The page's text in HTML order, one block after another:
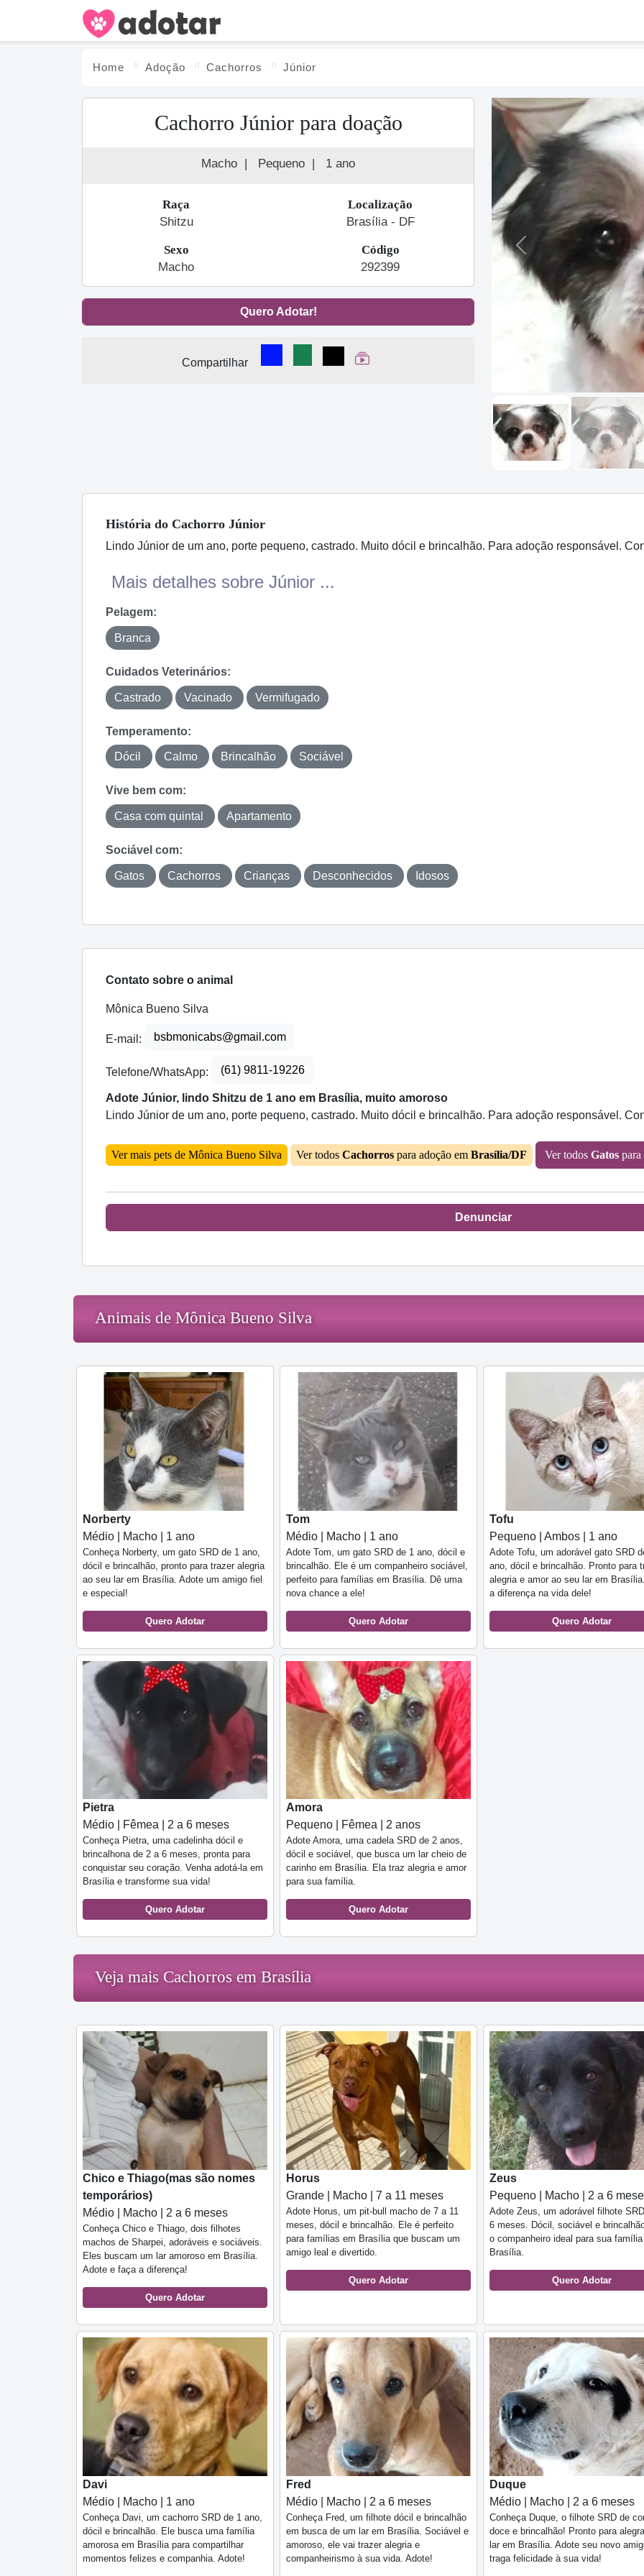
Home Adoção Cachorros Júnior
Cachorro Júnior para doação
Macho | Pequeno | 1 ano
Raça
Shitzu
Localização
Brasília - DF
Sexo
Macho
Código
292399
Quero Adotar!
Compartilhar
Compartilhar no Facebook
Compartilhar no WhatsApp
Compartilhar
Ver Web Story
Previous
História do Cachorro Júnior
Lindo Júnior de um ano, porte pequeno, castrado. Muito dócil e brincalhão. Para adoção responsável.
Mais detalhes sobre Júnior ...
Pelagem:
Branca
Cuidados Veterinários:
Castrado Vacinado Vermifugado
Temperamento:
Dócil Calmo Brincalhão Sociável
Vive bem com:
Casa com quintal Apartamento
Sociável com:
Gatos Cachorros Crianças Desconhecidos Idosos
Contato sobre o animal
Mônica Bueno Silva
E-mail: bsbmonicabs@gmail.com
Telefone/WhatsApp: (61) 9811-19226
Adote Júnior, lindo Shitzu de 1 ano em Brasília, muito amoroso
Lindo Júnior de um ano, porte pequeno, castrado. Muito dócil e brincalhão. Para adoção responsável.
Ver mais pets de Mônica Bueno Silva Ver todos Cachorros para adoção em Brasília/DF Ver todos Gatos para
Denunciar
Animais de Mônica Bueno Silva
Norberty
Médio | Macho | 1 ano
Conheça Norberty, um gato SRD de 1 ano,
dócil e brincalhão, pronto para trazer alegria
ao seu lar em Brasília. Adote um amigo fiel
e especial!
Quero Adotar
Tom
Médio | Macho | 1 ano
Adote Tom, um gato SRD de 1 ano, dócil e
brincalhão. Ele é um companheiro sociável,
perfeito para famílias em Brasília. Dê uma
nova chance a ele!
Quero Adotar
Tofu
Pequeno | Ambos | 1 ano
Adote Tofu, um adorável gato SRD
ano, dócil e brincalhão. Pronto para
alegria e amor ao seu lar em
a diferença na vida dele!
Quero Adotar
Pietra
Médio | Fêmea | 2 a 6 meses
Conheça Pietra, uma cadelinha dócil e
brincalhona de 2 a 6 meses, pronta para
conquistar seu coração. Venha adotá-la em
Brasília e transforme sua vida!
Quero Adotar
Amora
Pequeno | Fêmea | 2 anos
Adote Amora, uma cadela SRD de 2 anos,
dócil e sociável, que busca um lar cheio de
carinho em Brasília. Ela traz alegria e amor
para sua família.
Quero Adotar
Veja mais Cachorros em Brasília
Chico e Thiago(mas são nomes
temporários)
Médio | Macho | 2 a 6 meses
Conheça Chico e Thiago, dois filhotes
machos de Sharpei, adoráveis e sociáveis.
Eles buscam um lar amoroso em Brasília.
Adote e faça a diferença!
Quero Adotar
Horus
Grande | Macho | 7 a 11 meses
Adote Horus, um pit-bull macho de 7 a 11
meses, dócil e brincalhão. Ele é perfeito
para famílias em Brasília que buscam um
amigo leal e divertido.
Quero Adotar
Zeus
Pequeno | Macho | 2 a 6
Adote Zeus, um adorável filhote
6 meses. Dócil, sociável e
o companheiro ideal para sua família
Brasília.
Quero Adotar
Davi
Médio | Macho | 1 ano
Conheça Davi, um cachorro SRD de 1 ano,
dócil e brincalhão. Ele busca uma família
amorosa em Brasília para compartilhar
momentos felizes e companhia. Adote!
Fred
Médio | Macho | 2 a 6 meses
Conheça Fred, um filhote dócil e brincalhão
em busca de um lar em Brasília. Sociável e
amoroso, ele vai trazer alegria e
companheirismo à sua vida. Adote!
Duque
Médio | Macho | 2 a 6 meses
Conheça Duque, o filhote SRD de
doce e brincalhão! Pronto para
lar em Brasília. Adote seu novo
traga felicidade à sua vida!